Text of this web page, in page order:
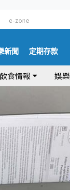
e-zone
新聞 定期存款
飲食情報 娛樂